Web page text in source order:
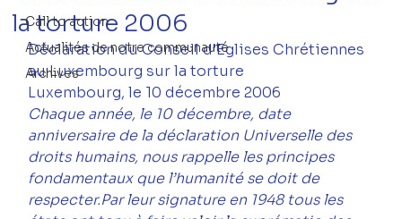
Call to action
Actualités de notre communauté
Archives
la torture 2006
Déclaration du Conseil d’Eglises Chrétiennes
au Luxembourg sur la torture
Luxembourg, le 10 décembre 2006
Chaque année, le 10 décembre, date
anniversaire de la déclaration Universelle des
droits humains, nous rappelle les principes
fondamentaux que l’humanité se doit de
respecter.Par leur signature en 1948 tous les